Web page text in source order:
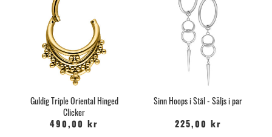
Guldig Triple Oriental Hinged
Clicker
490,00 kr
Sinn Hoops i Stål - Säljs i par
225,00 kr